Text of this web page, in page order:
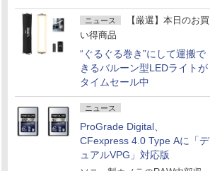
ニュース
【厳選】本日のお買
い得商品
“ぐるぐる巻き”にして運搬で
きるバルーン型LEDライトが
タイムセール中
ニュース
ProGrade Digital、
CFexpress 4.0 Type Aに「デ
ュアルVPG」対応版